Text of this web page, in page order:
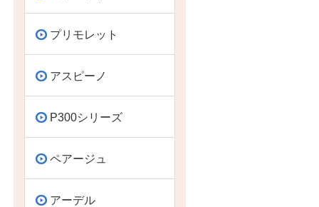
プリモレット
アスピーノ
P300シリーズ
ペアージュ
アーデル